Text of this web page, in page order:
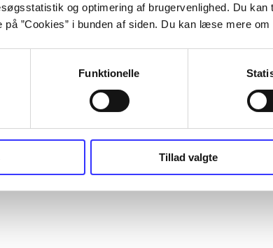
og optimering af brugervenlighed. Du
”Cookies” i bunden af siden. Du kan læse mere om
Funktionelle
Tillad valgte